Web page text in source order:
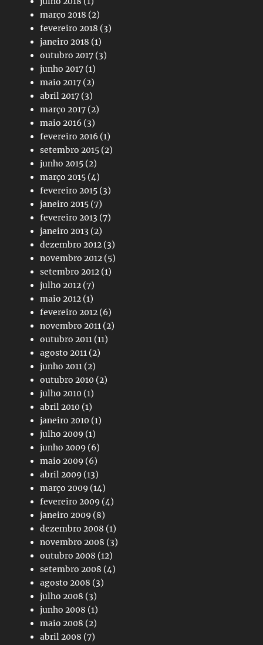
março 2018 (2)
fevereiro 2018 (3)
janeiro 2018 (1)
outubro 2017 (3)
junho 2017 (1)
maio 2017 (2)
abril 2017 (3)
março 2017 (2)
maio 2016 (3)
fevereiro 2016 (1)
setembro 2015 (2)
junho 2015 (2)
março 2015 (4)
fevereiro 2015 (3)
janeiro 2015 (7)
fevereiro 2013 (7)
janeiro 2013 (2)
dezembro 2012 (3)
novembro 2012 (5)
setembro 2012 (1)
julho 2012 (7)
maio 2012 (1)
fevereiro 2012 (6)
novembro 2011 (2)
outubro 2011 (11)
agosto 2011 (2)
junho 2011 (2)
outubro 2010 (2)
julho 2010 (1)
abril 2010 (1)
janeiro 2010 (1)
julho 2009 (1)
junho 2009 (6)
maio 2009 (6)
abril 2009 (13)
março 2009 (14)
fevereiro 2009 (4)
janeiro 2009 (8)
dezembro 2008 (1)
novembro 2008 (3)
outubro 2008 (12)
setembro 2008 (4)
agosto 2008 (3)
julho 2008 (3)
junho 2008 (1)
maio 2008 (2)
abril 2008 (7)